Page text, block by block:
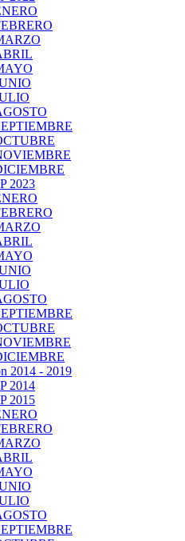
2023
2014 - 2019
2014
2015